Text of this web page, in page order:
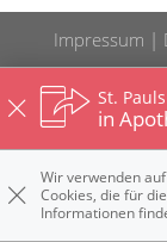
Impressum
St.
in
Wir verwenden
Cookies, die für
Informationen